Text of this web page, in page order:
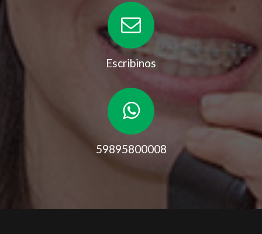
Escribinos
59895800008